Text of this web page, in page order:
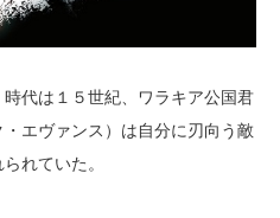
代は１５世紀、ワラキア公国君
エヴァンス）は自分に刃向う敵
れていた。